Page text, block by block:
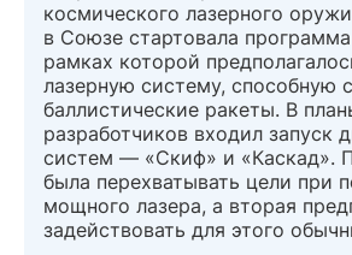
космического лазерного
в Союзе стартовала
рамках которой
лазерную систему, способную
баллистические ракеты. В
разработчиков входил запуск
систем — «Скиф» и «Каскад».
была перехватывать цели при
мощного лазера, а вторая
задействовать для этого